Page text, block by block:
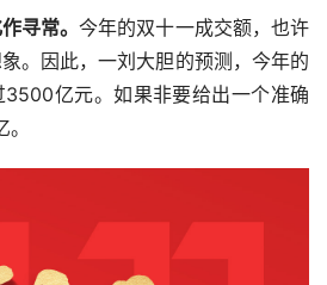
寻常。今年的双十一成交额，也许
。因此，一刘大胆的预测，今年的
亿元。如果非要给出一个准确